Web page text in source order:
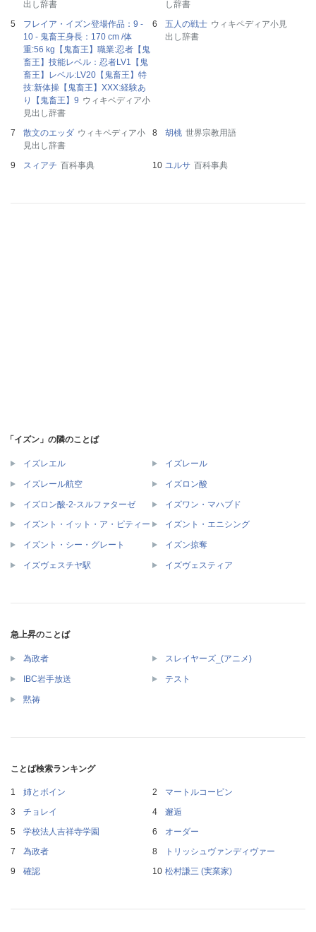
出し辞書
し辞書
フレイア・イズン登場作品：9 -
10 - 鬼畜王身長：170 cm /体
重:56 kg【鬼畜王】職業:忍者【鬼
畜王】技能レベル：忍者LV1【鬼
畜王】レベル:LV20【鬼畜王】特
技:新体操【鬼畜王】XXX:経験あ
り【鬼畜王】9 ウィキペディア小
見出し辞書
五人の戦士 ウィキペディア小見
出し辞書
散文のエッダ ウィキペディア小
見出し辞書
胡桃 世界宗教用語
スィアチ 百科事典 ユルサ 百科事典
「イズン」の隣のことば
イズレエル イズレール
イズレール航空 イズロン酸
イズロン酸-2-スルファターゼ イズワン・マハブド
イズント・イット・ア・ピティー イズント・エニシング
イズント・シー・グレート イズン掠奪
イズヴェスチヤ駅 イズヴェスティア
急上昇のことば
為政者 スレイヤーズ_(アニメ)
IBC岩手放送 テスト
黙祷
ことば検索ランキング
姉とボイン
マートルコービン
チョレイ
邂逅
学校法人吉祥寺学園
オーダー
為政者
トリッシュヴァンディヴァー
確認
松村謙三 (実業家)